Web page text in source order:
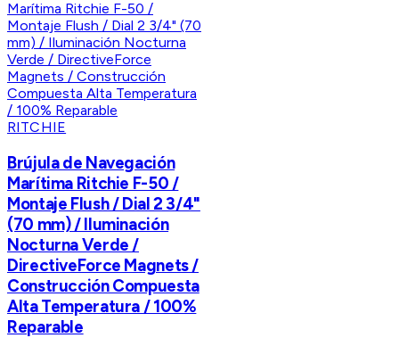
RITCHIE
Brújula de Navegación
Marítima Ritchie F-50 /
Montaje Flush / Dial 2 3/4"
(70 mm) / Iluminación
Nocturna Verde /
DirectiveForce Magnets /
Construcción Compuesta
Alta Temperatura / 100%
Reparable